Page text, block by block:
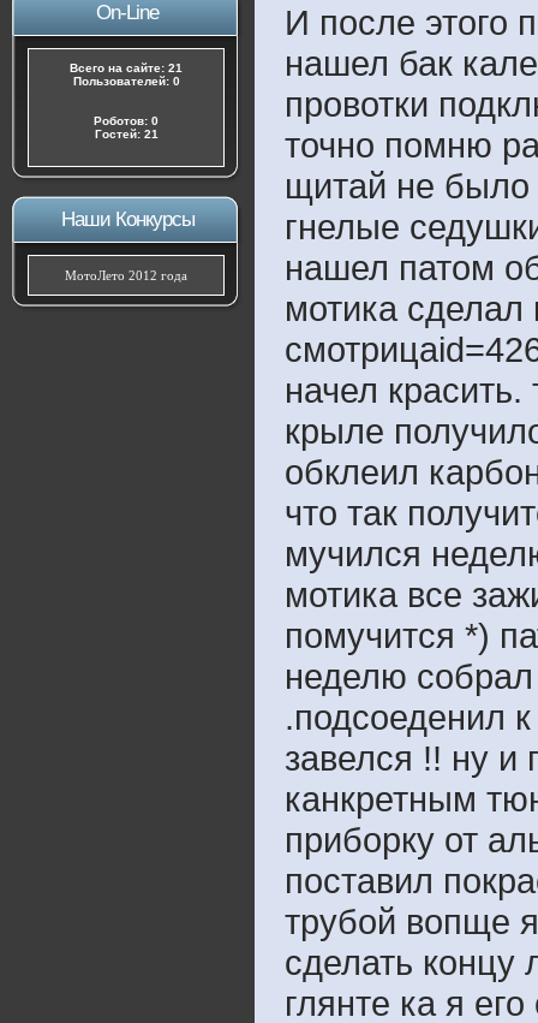
On-Line
Всего на сайте: 21
Пользователей: 0
Роботов: 0
Гостей: 21
Наши Конкурсы
МотоЛето 2012 года
И после этого
нашел бак
провотки
точно помню
щитай не было
гнелые
нашел патом
мотика сделал
начел
крыле
обклеил
что так
мучился
мотика все
помучится *)
неделю
.подсоеденил
завелся !! ну и
канкретным
приборку от
поставил
трубой вопще
сделать концу
глянте ка я